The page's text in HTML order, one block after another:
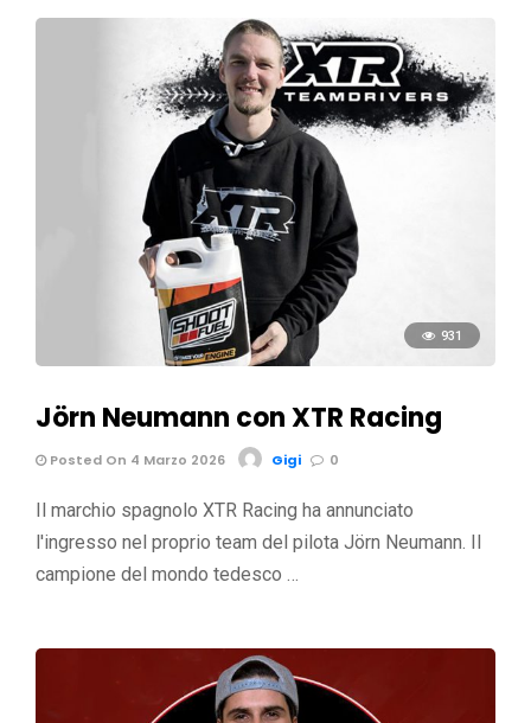
931
Jörn Neumann con XTR Racing
Posted On 4 Marzo 2026 Gigi 0
Il marchio spagnolo XTR Racing ha annunciato
l'ingresso nel proprio team del pilota Jörn Neumann. Il
campione del mondo tedesco …